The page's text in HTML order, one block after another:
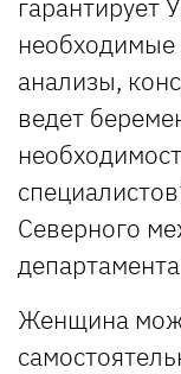
гарантирует
необходимые
анализы,
ведет
Северного
Женщина